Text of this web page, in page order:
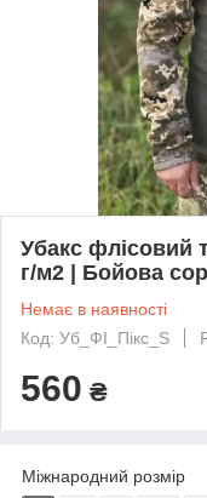
Убакс флісовий
г/м2 | Бойова
Немає в наявності
Код: Уб_ФІ_Пікс_S
560 ₴
Міжнародний розмір